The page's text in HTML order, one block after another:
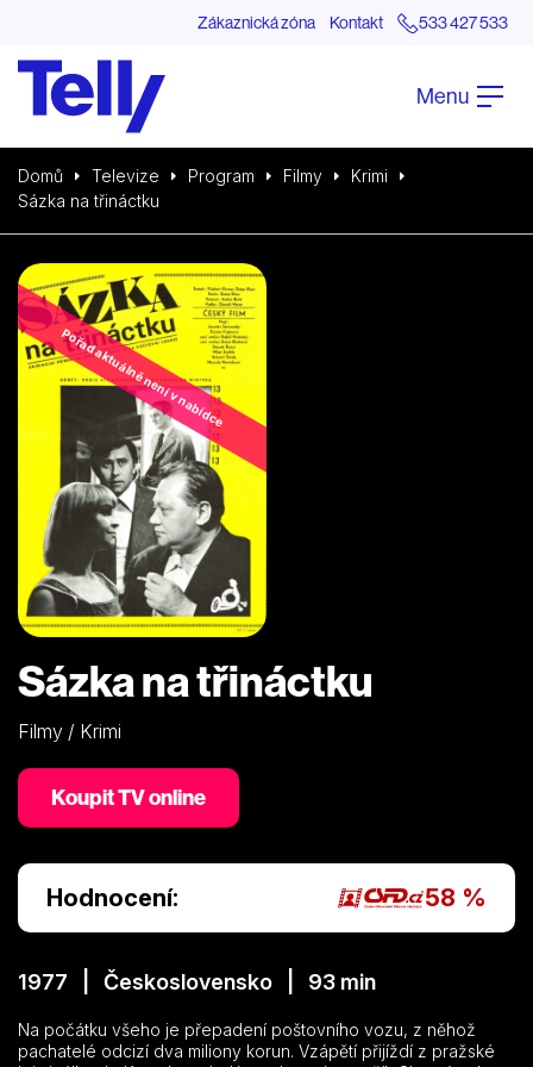
Zákaznická zóna Kontakt 533 427 533
Menu
Domů Televize Program Filmy
Krimi
Sázka na třináctku
Pořad aktuálně není v nabídce
Sázka na třináctku
Filmy / Krimi
Koupit TV online
Hodnocení: 58 %
1977 | Československo | 93 min
Na počátku všeho je přepadení poštovního vozu, z něhož
pachatelé odcizí dva miliony korun. Vzápětí přijíždí z pražské